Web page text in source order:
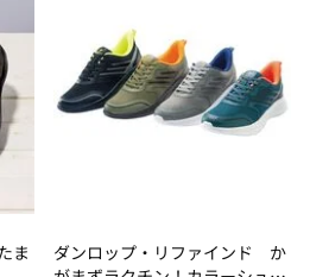
ま
ダンロップ・リファインド か